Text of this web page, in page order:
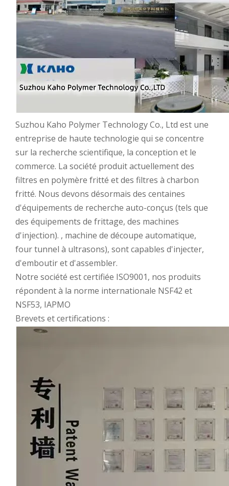
Suzhou Kaho Polymer Technology Co., Ltd est une
entreprise de haute technologie qui se concentre
sur la recherche scientifique, la conception et le
commerce. La société produit actuellement des
filtres en polymère fritté et des filtres à charbon
fritté. Nous devons désormais des centaines
d'équipements de recherche auto-conçus (tels que
des équipements de frittage, des machines
d'injection). , machine de découpe automatique,
four tunnel à ultrasons), sont capables d'injecter,
d'emboutir et d'assembler.
Notre société est certifiée ISO9001, nos produits
répondent à la norme internationale NSF42 et
NSF53, IAPMO
Brevets et certifications :